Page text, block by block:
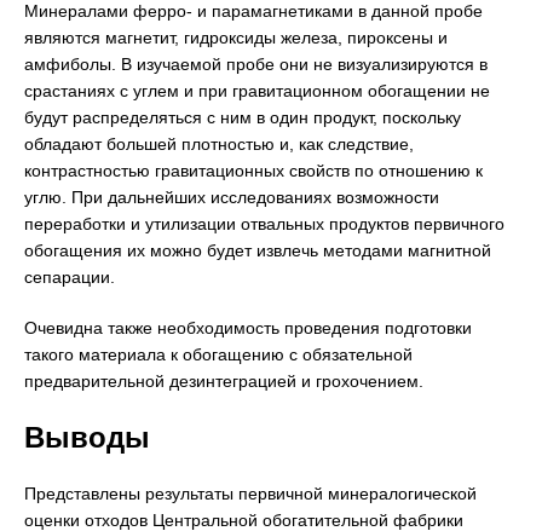
Минералами ферро- и парамагнетиками в данной пробе
являются магнетит, гидроксиды железа, пироксены и
амфиболы. В изучаемой пробе они не визуализируются в
срастаниях с углем и при гравитационном обогащении не
будут распределяться с ним в один продукт, поскольку
обладают большей плотностью и, как следствие,
контрастностью гравитационных свойств по отношению к
углю. При дальнейших исследованиях возможности
переработки и утилизации отвальных продуктов первичного
обогащения их можно будет извлечь методами магнитной
сепарации.
Очевидна также необходимость проведения подготовки
такого материала к обогащению с обязательной
предварительной дезинтеграцией и грохочением.
Выводы
Представлены результаты первичной минералогической
оценки отходов Центральной обогатительной фабрики